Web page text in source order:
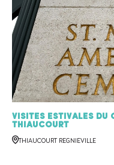
Visites estivales du
Thiaucourt
THIAUCOURT REGNIEVILLE